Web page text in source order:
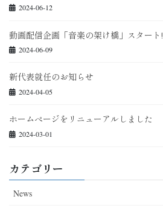
2024-06-12
動画配信企画「音楽の架け橋」スタート!
2024-06-09
新代表就任のお知らせ
2024-04-05
ホームぺージをリニューアルしました
2024-03-01
カテゴリー
News